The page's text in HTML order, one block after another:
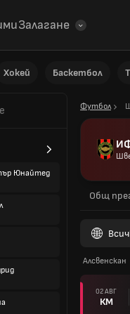
Залагане
Хокей Баскетбол
Юнайтед
Футбол
Общ
Алсвенскан
02 АВГ
КМ